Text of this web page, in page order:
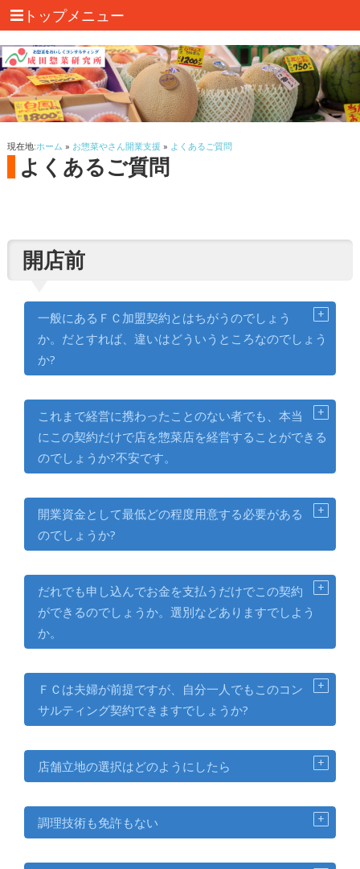
トップメニュー
現在地:ホーム » お惣菜やさん開業支援 » よくあるご質問
よくあるご質問
開店前
一般にあるＦＣ加盟契約とはちがうのでしょう
か。だとすれば、違いはどういうところなのでしょう
か?
これまで経営に携わったことのない者でも、本当
にこの契約だけで店を惣菜店を経営することができる
のでしょうか?不安です。
開業資金として最低どの程度用意する必要がある
のでしょうか?
だれでも申し込んでお金を支払うだけでこの契約
ができるのでしょうか。選別などありますでしよう
か。
ＦＣは夫婦が前提ですが、自分一人でもこのコン
サルティング契約できますでしょうか?
店舗立地の選択はどのようにしたら
調理技術も免許もない